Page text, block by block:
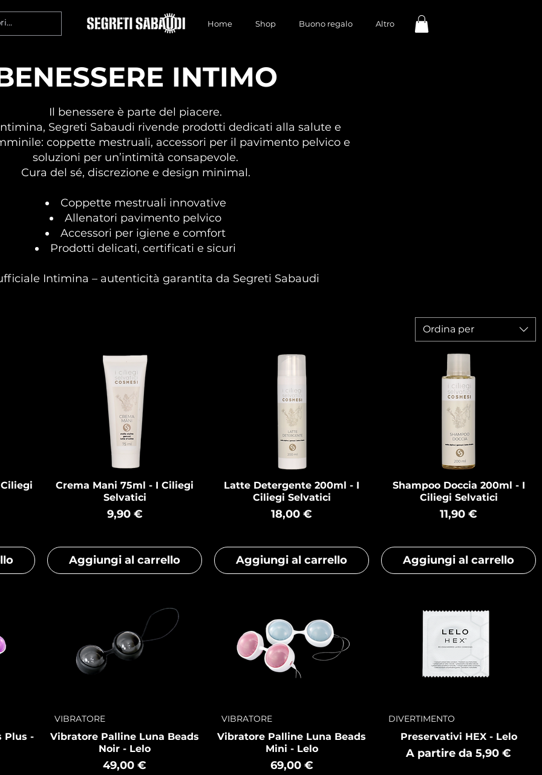
Home Shop Buono regalo Altro
INTIMO
Il benessere è parte del piacere.
Segreti Sabaudi rivende prodotti dedicati alla salute e
coppette mestruali, accessori per il pavimento pelvico e
soluzioni per un’intimità consapevole.
Cura del sé, discrezione e design minimal.
Coppette mestruali innovative
Allenatori pavimento pelvico
Accessori per igiene e comfort
Prodotti delicati, certificati e sicuri
Intimina – autenticità garantita da Segreti Sabaudi
Ordina per
Crema Mani 75ml - I Ciliegi
Selvatici
Prezzo
9,90 €
Aggiungi al carrello
Latte Detergente 200ml - I
Ciliegi Selvatici
Prezzo
18,00 €
Aggiungi al carrello
Shampoo Doccia 200ml - I
Ciliegi Selvatici
Prezzo
11,90 €
Aggiungi al carrello
Plus -
VIBRATORE
Vibratore Palline Luna Beads
Noir - Lelo
Prezzo
49,00 €
VIBRATORE
Vibratore Palline Luna Beads
Mini - Lelo
Prezzo
69,00 €
DIVERTIMENTO
Preservativi HEX - Lelo
A partire da 5,90 €
Prezzo scontato